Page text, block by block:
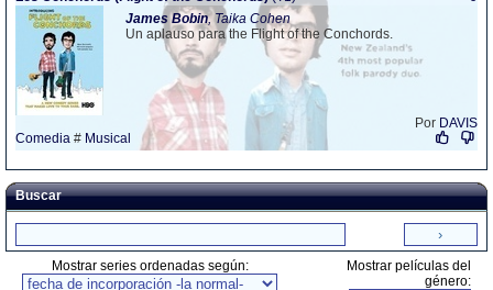
James Bobin, Taika Cohen
Un aplauso para the Flight of the Conchords.
Por DAVIS
Comedia # Musical
Buscar
Mostrar series ordenadas según:
Mostrar películas del
género: